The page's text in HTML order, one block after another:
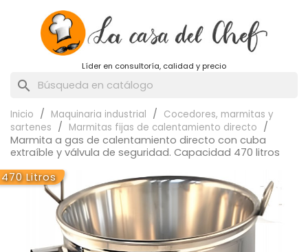
Líder en consultoría, calidad y precio
search
Inicio Maquinaria industrial
Cocedores, marmitas y
sartenes
Marmitas fijas de calentamiento directo
Marmita a gas de calentamiento directo con cuba
extraíble y válvula de seguridad. Capacidad 470 litros
470 Litros